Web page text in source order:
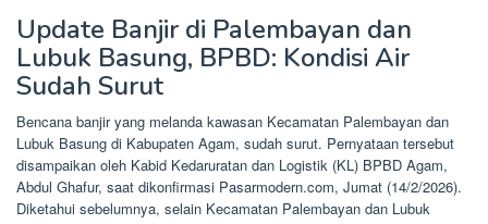
Update Banjir di Palembayan dan
Lubuk Basung, BPBD: Kondisi Air
Sudah Surut
Bencana banjir yang melanda kawasan Kecamatan Palembayan dan
Lubuk Basung di Kabupaten Agam, sudah surut. Pernyataan tersebut
disampaikan oleh Kabid Kedaruratan dan Logistik (KL) BPBD Agam,
Abdul Ghafur, saat dikonfirmasi Pasarmodern.com, Jumat (14/2/2026).
Diketahui sebelumnya, selain Kecamatan Palembayan dan Lubuk